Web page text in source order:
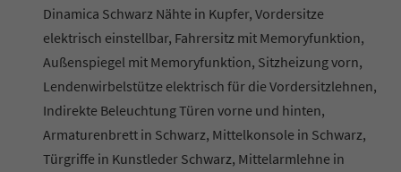
Dinamica Schwarz Nähte in Kupfer, Vordersitze
elektrisch einstellbar, Fahrersitz mit Memoryfunktion,
Außenspiegel mit Memoryfunktion, Sitzheizung vorn,
Lendenwirbelstütze elektrisch für die Vordersitzlehnen,
Indirekte Beleuchtung Türen vorne und hinten,
Armaturenbrett in Schwarz, Mittelkonsole in Schwarz,
Türgriffe in Kunstleder Schwarz, Mittelarmlehne in